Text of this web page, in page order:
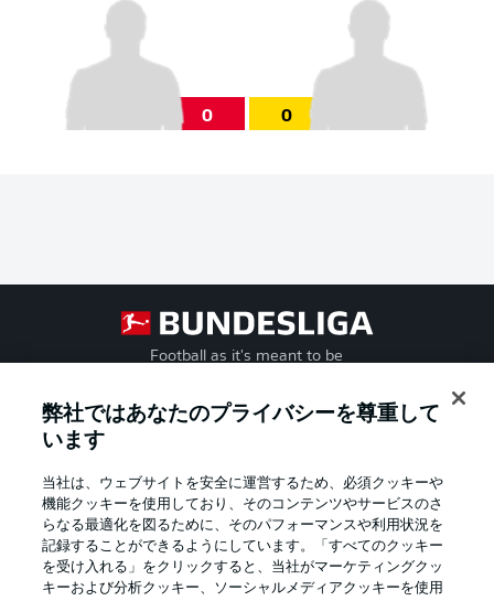
0 0
Football as it's meant to be
Official Partners
弊社ではあなたのプライバシーを尊重して
います
当社は、ウェブサイトを安全に運営するため、必須クッキーや
機能クッキーを使用しており、そのコンテンツやサービスのさ
らなる最適化を図るために、そのパフォーマンスや利用状況を
記録することができるようにしています。「すべてのクッキー
を受け入れる」をクリックすると、当社がマーケティングクッ
キーおよび分析クッキー、ソーシャルメディアクッキーを使用